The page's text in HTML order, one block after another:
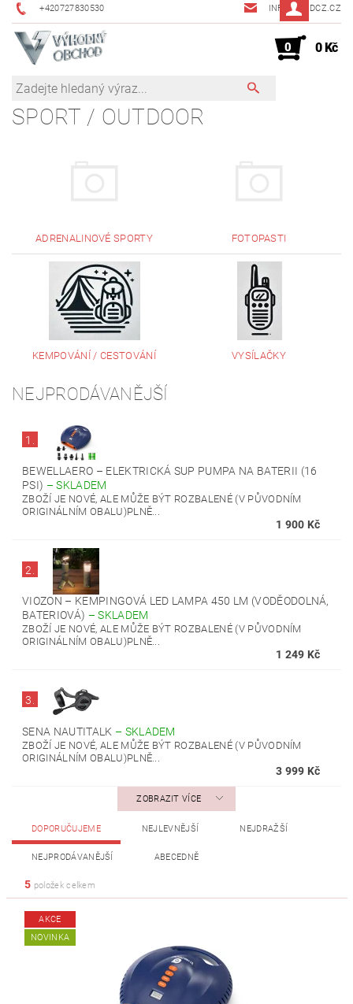
+420727830530 INFO@JMDCZ.CZ
0 0 Kč
SPORT / OUTDOOR
ADRENALINOVÉ SPORTY FOTOPASTI
KEMPOVÁNÍ / CESTOVÁNÍ VYSÍLAČKY
NEJPRODÁVANĚJŠÍ
1.
BEWELLAERO – ELEKTRICKÁ SUP PUMPA NA BATERII (16
PSI) –SKLADEM
ZBOŽÍ JE NOVÉ, ALE MŮŽE BÝT ROZBALENÉ (V PŮVODNÍM
ORIGINÁLNÍM OBALU)PLNĚ...
1 900 Kč
2.
VIOZON – KEMPINGOVÁ LED LAMPA 450 LM (VODĚODOLNÁ,
BATERIOVÁ) –SKLADEM
ZBOŽÍ JE NOVÉ, ALE MŮŽE BÝT ROZBALENÉ (V PŮVODNÍM
ORIGINÁLNÍM OBALU)PLNĚ...
1 249 Kč
3.
SENA NAUTITALK – SKLADEM
ZBOŽÍ JE NOVÉ, ALE MŮŽE BÝT ROZBALENÉ (V PŮVODNÍM
ORIGINÁLNÍM OBALU)PLNĚ...
3 999 Kč
ZOBRAZIT VÍCE
DOPORUČUJEME NEJLEVNĚJŠÍ NEJDRAŽŠÍ
NEJPRODÁVANĚJŠÍ ABECEDNĚ
5 položek celkem
AKCE
NOVINKA